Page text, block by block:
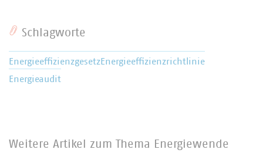
Schlagworte
EnergieeffizienzgesetzEnergieeffizienzrichtlinie
Energieaudit
Weitere Artikel zum Thema Energiewende